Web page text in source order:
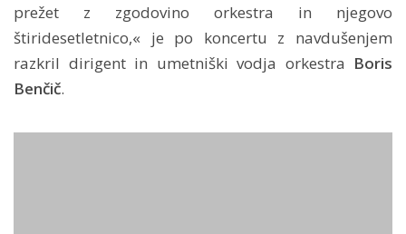
prežet z zgodovino orkestra in njegovo
štiridesetletnico,« je po koncertu z navdušenjem
razkril dirigent in umetniški vodja orkestra Boris
Benčič.